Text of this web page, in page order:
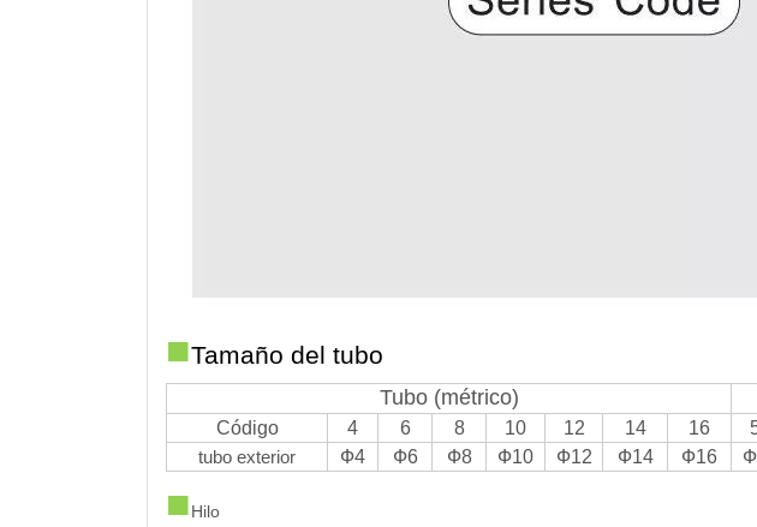
■Tamaño del tubo
Tubo (métrico)
Código 4 6 8 10 12 14 16
tubo exterior
Ф4 Ф6 Ф8 Ф10 Ф12 Ф14 Ф16
■Hilo